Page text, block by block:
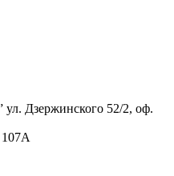
Дзержинского 52/2, оф.